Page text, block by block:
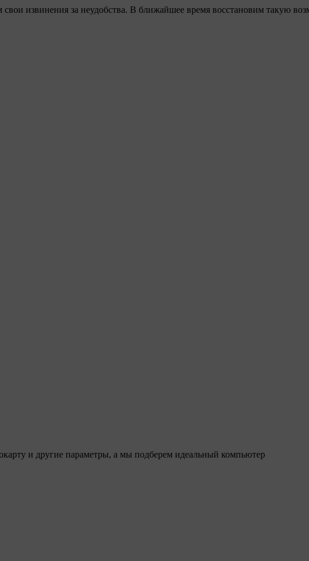
извинения за неудобства. В ближайшее время восстановим такую
и другие параметры, а мы подберем идеальный компьютер